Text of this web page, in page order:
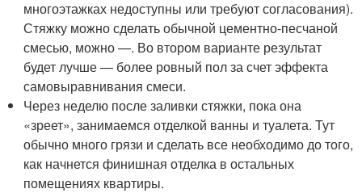
многоэтажках недоступны или требуют согласования).
Стяжку можно сделать обычной цементно-песчаной
смесью, можно —. Во втором варианте результат
будет лучше — более ровный пол за счет эффекта
самовыравнивания смеси.
Через неделю после заливки стяжки, пока она
«зреет», занимаемся отделкой ванны и туалета. Тут
обычно много грязи и сделать все необходимо до того,
как начнется финишная отделка в остальных
помещениях квартиры.